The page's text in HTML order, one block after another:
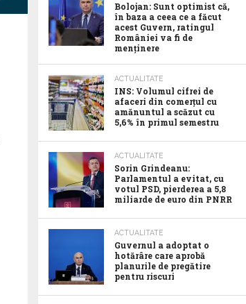
Bolojan: Sunt optimist că,
în baza a ceea ce a făcut
acest Guvern, ratingul
României va fi de
menținere
ACTUALITATE
INS: Volumul cifrei de
afaceri din comerțul cu
amănuntul a scăzut cu
5,6% în primul semestru
ACTUALITATE
Sorin Grindeanu:
Parlamentul a evitat, cu
votul PSD, pierderea a 5,8
miliarde de euro din PNRR
ACTUALITATE
Guvernul a adoptat o
hotărâre care aprobă
planurile de pregătire
pentru riscuri